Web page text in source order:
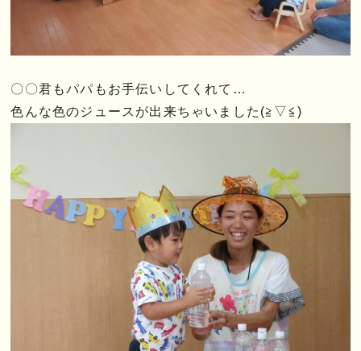
〇〇君もパパもお手伝いしてくれて…
色んな色のジュースが出来ちゃいました(≧▽≦)